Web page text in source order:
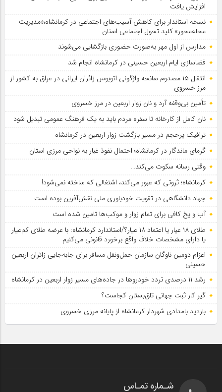
افزایش یافت
نسخه استاندار برای کاهش آسیب‌های اجتماعی در کرمانشاه؛«مدیریت
محله‌محور» کلید تحول اجتماعی استان
مدارس از اول مهر به‌صورت حضوری بازگشایی می‌شوند
فضاسازی ایام اربعین حسینی در کرمانشاه انجام شد
انتقال ۱۵ مصدوم سانحه واژگونی اتوبوس زائران ایرانی در عراق به کشور از
مرز خسروی
تأمین بی‌وقفه آرد و نان زوار اربعین در مرز خسروی
نان کامل از کارخانه تا سفره مردم باید به یک فرهنگ عمومی تبدیل شود
ترافیک پرحجم در مسیر بازگشت زوار اربعین در کرمانشاه
گرمای ماندگار در کرمانشاه؛ احتمال نفوذ غبار به نواحی مرزی استان
وقتی رسانه سکوت می‌کند…
کرمانشاه؛ ثروتی که عبور می‌کند، اشتغالی که ساخته نمی‌شود!
جهاد دانشگاهی در تقویت خودباوری ملی نقش‌آفرین بوده است
آب و یخ کافی برای تمام زوار و موکب‌ها تامین شده است
طلای ۱۸ عیار یا اعتماد ۱۸ عیار؟/استاندارد کرمانشاه: با عرضه طلای کم‌عیار
یا دارای مشخصات خلاف واقع برخورد قانونی می‌کنیم
اعزام دومین ناوگان سازمان حمل‌ونقل مسافر برای جابه‌جایی زائران اربعین
حسینی
رشد ۱۱ درصدی تردد خودروها در جاده‌های مسیر زوار اربعین در کرمانشاه
گیر کار ثبت جهانی تاق‌بستان کجاست؟
بازدید بامدادی شهردار کرمانشاه از پایانه مرزی خسروی
شـماره تمـاس